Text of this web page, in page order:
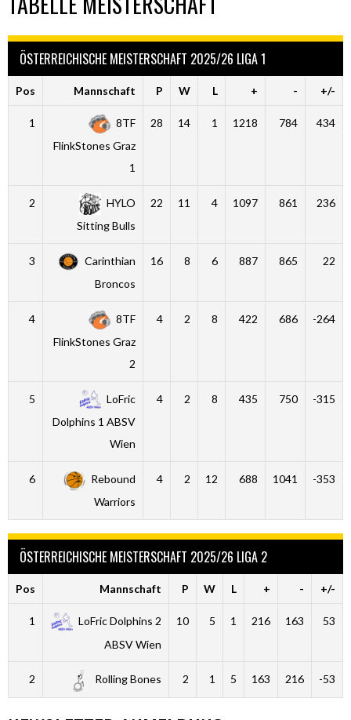
ÖSTERREICHISCHE MEISTERSCHAFT 2025/26 LIGA 1
Pos Mannschaft P W L + - +/-
1
8TF
FlinkStones Graz
1
28 14 1 1218 784 434
2
HYLO
Sitting Bulls
22 11 4 1097 861 236
3
Carinthian
Broncos
16 8 6 887 865 22
4
8TF
FlinkStones Graz
2
4 2 8 422 686 -264
5
LoFric
Dolphins 1 ABSV
Wien
4 2 8 435 750 -315
6
Rebound
Warriors
4 2 12 688 1041 -353
ÖSTERREICHISCHE MEISTERSCHAFT 2025/26 LIGA 2
Pos Mannschaft P W L + - +/-
1
LoFric Dolphins 2
ABSV Wien
10 5 1 216 163 53
2 Rolling Bones 2 1 5 163 216 -53